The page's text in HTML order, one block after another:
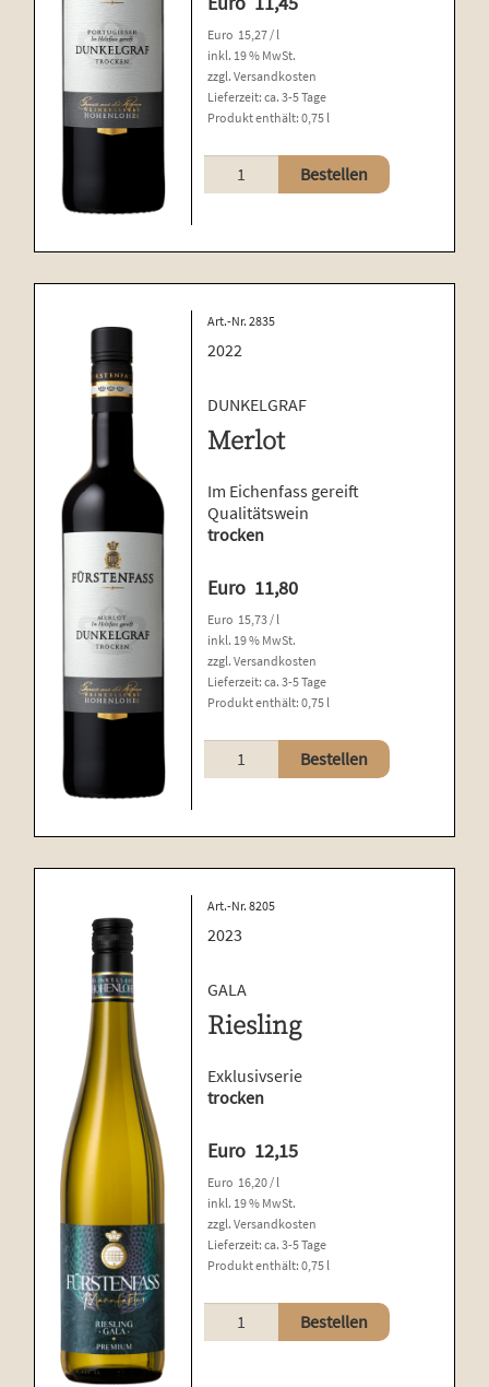
Euro 15,27 / l
inkl. 19 % MwSt.
zzgl.Versandkosten
Lieferzeit:ca. 3-5 Tage
Produkt enthält: 0,75 l
Portugieser
Menge
Bestellen
Art.-Nr. 2835
2022
DUNKELGRAF
Merlot
Im Eichenfass gereift
Qualitätswein
trocken
Euro 11,80
Euro 15,73 / l
inkl. 19 % MwSt.
zzgl.Versandkosten
Lieferzeit:ca. 3-5 Tage
Produkt enthält: 0,75 l
Merlot
Menge
Bestellen
Art.-Nr. 8205
2023
GALA
Riesling
Exklusivserie
trocken
Euro 12,15
Euro 16,20 / l
inkl. 19 % MwSt.
zzgl.Versandkosten
Lieferzeit:ca. 3-5 Tage
Produkt enthält: 0,75 l
Riesling
Menge
Bestellen